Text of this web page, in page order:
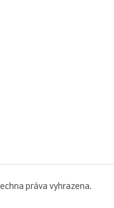
práva vyhrazena.